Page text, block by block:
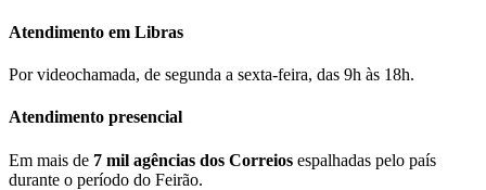
Atendimento em Libras
Por videochamada, de segunda a sexta-feira, das 9h às 18h.
Atendimento presencial
Em mais de 7 mil agências dos Correios espalhadas pelo país
durante o período do Feirão.